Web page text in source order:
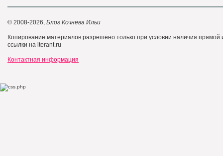
© 2008-2026, Блог Кочнева Ильи
Копирование материалов разрешено только при условии наличия прямой
ссылки на iterant.ru
Контактная информация